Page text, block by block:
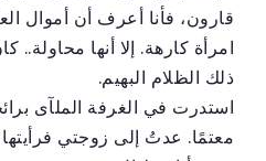
قارون، فأنا أعرف أن أموال
امرأة كارهة. إلا أنها محاولة..
ذلك الظلام البهيم.
استدرت في الغرفة الملآى
معتمًا. عدتُ إلى زوجتي